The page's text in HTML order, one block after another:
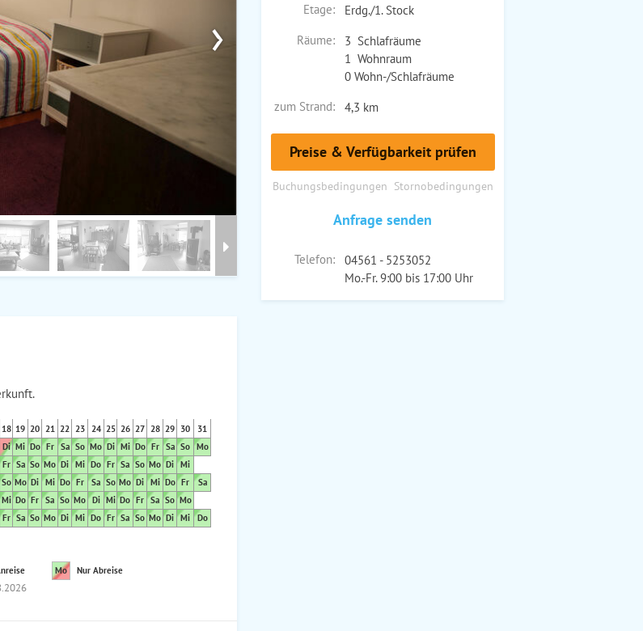
›
Etage:
Erdg./1. Stock
Räume:
3 Schlafräume
1 Wohnraum
0 Wohn-/Schlafräume
zum Strand:
4,3 km
Preise & Verfügbarkeit prüfen
Buchungsbedingungen Stornobedingungen
Anfrage senden
Telefon:
04561 - 5253052
Mo.-Fr. 9:00 bis 17:00 Uhr
18 19 20 21 22 23 24 25 26 27 28 29 30
31
Di Mi Do Fr Sa So Mo Di Mi Do Fr Sa So Mo
Fr Sa So Mo Di Mi Do Fr Sa So Mo Di Mi
So Mo Di Mi Do Fr Sa So Mo Di Mi Do Fr
Sa
Mi Do Fr Sa So Mo Di Mi Do Fr Sa So Mo
Fr Sa So Mo Di Mi Do Fr Sa So Mo Di Mi Do
Mo Nur Abreise